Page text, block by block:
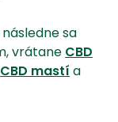
sa
vrátane CBD
CBD mastí a